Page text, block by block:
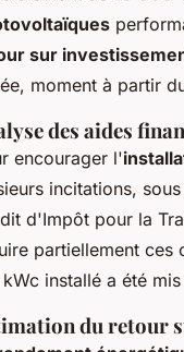
sur
moment à partir
des aides
encourager l'
incitations,
d'Impôt pour la
partiellement ces
installé a été
du retour